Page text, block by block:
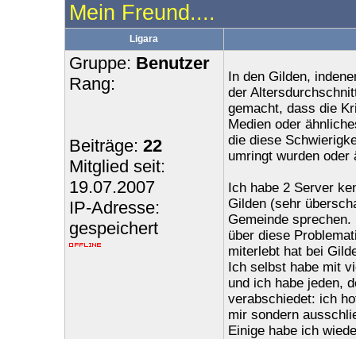
Mein Freund....
Ligara
Gruppe: Benutzer
Rang:
Beiträge: 22
Mitglied seit:
19.07.2007
IP-Adresse:
gespeichert
In den Gilden,
der
gemacht, dass die
Medien oder
die diese
umringt wurden oder
Ich habe 2 Server
Gilden (sehr
Gemeinde
über diese
miterlebt hat bei
Ich selbst habe mit
und ich habe jeden,
verabschiedet: ich
mir sondern
Einige habe ich